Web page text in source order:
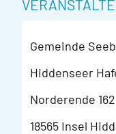
Gemeinde
Hiddenseer
Norderende 162
18565 Insel